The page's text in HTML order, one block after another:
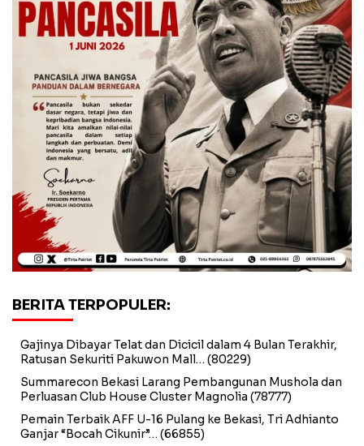
BERITA TERPOPULER:
Gajinya Dibayar Telat dan Dicicil dalam 4 Bulan Terakhir,
Ratusan Sekuriti Pakuwon Mall… (80229)
Summarecon Bekasi Larang Pembangunan Mushola dan
Perluasan Club House Cluster Magnolia (78777)
Pemain Terbaik AFF U-16 Pulang ke Bekasi, Tri Adhianto
Ganjar “Bocah Cikunir”… (66855)